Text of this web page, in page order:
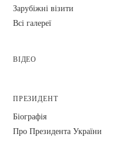
Зарубіжні візити
Всі галереї
ВІДЕО
ПРЕЗИДЕНТ
Біографія
Про Президента України